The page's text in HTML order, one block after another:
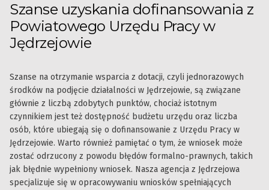
Szanse uzyskania dofinansowania z
Powiatowego Urzędu Pracy w
Jędrzejowie
Szanse na otrzymanie wsparcia z dotacji, czyli jednorazowych
środków na podjęcie działalności w Jędrzejowie, są związane
głównie z liczbą zdobytych punktów, chociaż istotnym
czynnikiem jest też dostępność budżetu urzędu oraz liczba
osób, które ubiegają się o dofinansowanie z Urzędu Pracy w
Jędrzejowie. Warto również pamiętać o tym, że wniosek może
zostać odrzucony z powodu błędów formalno-prawnych, takich
jak błędnie wypełniony wniosek. Nasza agencja z Jędrzejowa
specjalizuje się w opracowywaniu wniosków spełniających